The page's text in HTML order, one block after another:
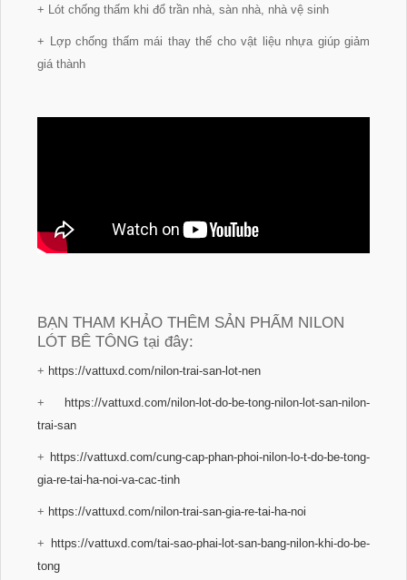
+ Lót chống thấm khi đổ trần nhà, sàn nhà, nhà vệ sinh
+ Lợp chống thấm mái thay thế cho vật liệu nhựa giúp giảm
giá thành
BẠN THAM KHẢO THÊM SẢN PHẨM NILON
LÓT BÊ TÔNG tại đây:
+ https://vattuxd.com/nilon-trai-san-lot-nen
+
https://vattuxd.com/nilon-lot-do-be-tong-nilon-lot-san-nilon-
trai-san
+ https://vattuxd.com/cung-cap-phan-phoi-nilon-lo-t-do-be-tong-
gia-re-tai-ha-noi-va-cac-tinh
+ https://vattuxd.com/nilon-trai-san-gia-re-tai-ha-noi
+
https://vattuxd.com/tai-sao-phai-lot-san-bang-nilon-khi-do-be-
tong